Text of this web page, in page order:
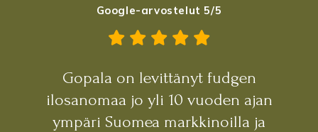
Google-arvostelut 5/5
Gopala on levittänyt fudgen
ilosanomaa jo yli 10 vuoden ajan
ympäri Suomea markkinoilla ja